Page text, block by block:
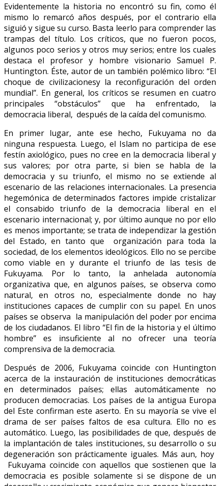
Evidentemente la historia no encontró su fin, como él
mismo lo remarcó años después, por el contrario ella
siguió y sigue su curso. Basta leerlo para comprender las
trampas del título. Los críticos, que no fueron pocos,
algunos poco serios y otros muy serios; entre los cuales
destaca el profesor y hombre visionario Samuel P.
Huntington. Éste, autor de un también polémico libro: “El
choque de civilizacionesy la reconfiguración del orden
mundial”. En general, los críticos se resumen en cuatro
principales “obstáculos” que ha enfrentado, la
democracia liberal, después de la caída del comunismo.
En primer lugar, ante ese hecho, Fukuyama no da
ninguna respuesta. Luego, el Islam no participa de ese
festín axiológico, pues no cree en la democracia liberal y
sus valores; por otra parte, si bien se habla de la
democracia y su triunfo, el mismo no se extiende al
escenario de las relaciones internacionales. La presencia
hegemónica de determinados factores impide cristalizar
el consabido triunfo de la democracia liberal en el
escenario internacional; y, por último aunque no por ello
es menos importante; se trata de independizar la gestión
del Estado, en tanto que organización para toda la
sociedad, de los elementos ideológicos. Ello no se percibe
como viable en y durante el triunfo de las tesis de
Fukuyama. Por lo tanto, la anhelada autonomía
organizativa que, en algunos países, se observa como
natural, en otros no, especialmente donde no hay
instituciones capaces de cumplir con su papel. En unos
países se observa la manipulación del poder por encima
de los ciudadanos. El libro “El fin de la historia y el último
hombre” es insuficiente al no ofrecer una teoría
comprensiva de la democracia.
Después de 2006, Fukuyama coincide con Huntington
acerca de la instauración de instituciones democráticas
en determinados países; ellas automáticamente no
producen democracias. Los países de la antigua Europa
del Este confirman este aserto. En su mayoría se vive el
drama de ser países faltos de esa cultura. Ello no es
automático. Luego, las posibilidades de que, después de
la implantación de tales instituciones, su desarrollo o su
degeneración son prácticamente iguales. Más aun, hoy
Fukuyama coincide con aquellos que sostienen que la
democracia es posible solamente si se dispone de un